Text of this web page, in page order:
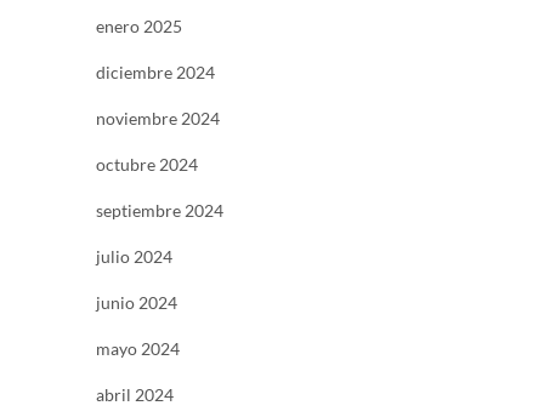
enero 2025
diciembre 2024
noviembre 2024
octubre 2024
septiembre 2024
julio 2024
junio 2024
mayo 2024
abril 2024